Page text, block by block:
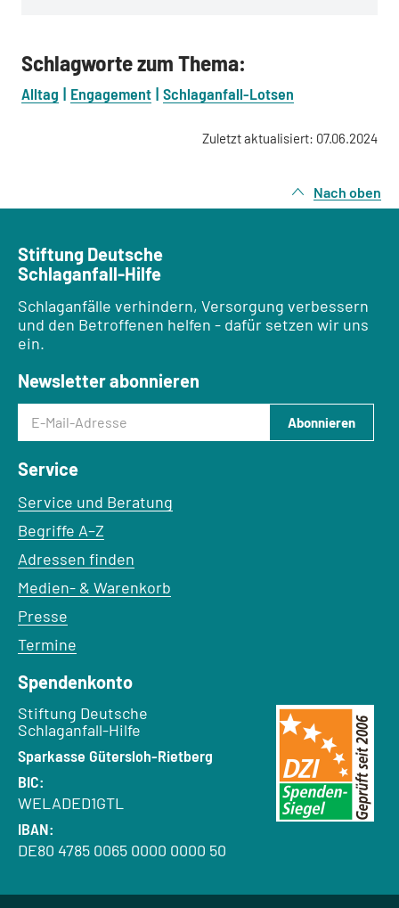
Schlagworte zum Thema:
Alltag Engagement Schlaganfall-Lotsen
Zuletzt aktualisiert: 07.06.2024
Nach oben
Stiftung Deutsche
Schlaganfall-Hilfe
Schlaganfälle verhindern, Versorgung verbessern
und den Betroffenen helfen - dafür setzen wir uns
ein.
Newsletter abonnieren
E-Mail-Adresse
Abonnieren
Service
Service und Beratung
Begriffe A–Z
Adressen finden
Medien- & Warenkorb
Presse
Termine
Spendenkonto
Empfänger:
Stiftung Deutsche
Schlaganfall-Hilfe
Bank:
Sparkasse Gütersloh-Rietberg
BIC:
WELADED1GTL
IBAN:
DE80 4785 0065 0000 0000 50